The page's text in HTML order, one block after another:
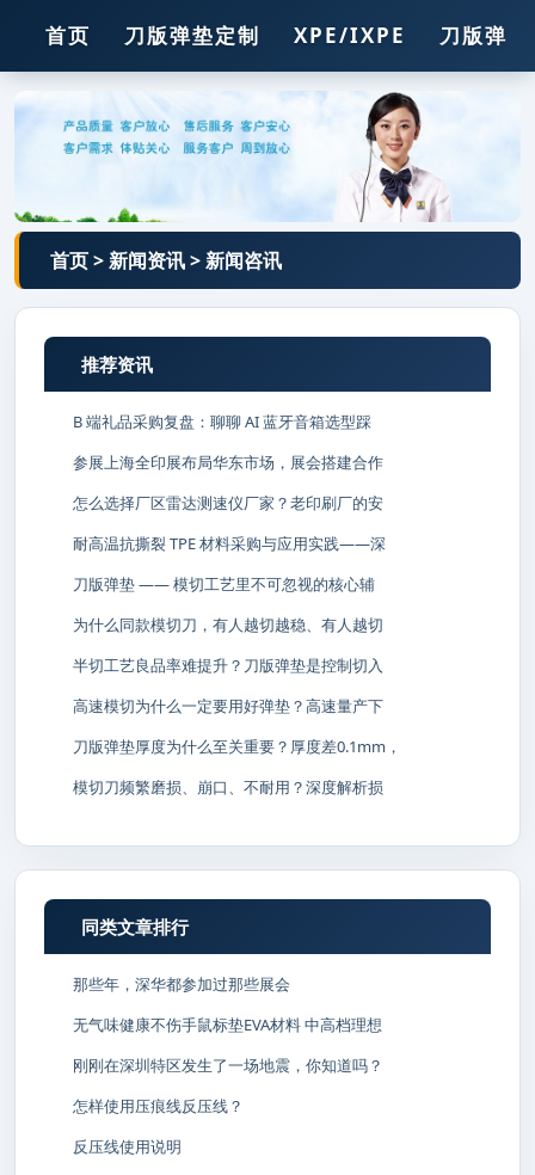
首页 刀版弹垫定制 XPE/IXPE 刀版弹垫
压痕线 钢孔
首页>新闻资讯>新闻咨讯
推荐资讯
B 端礼品采购复盘：聊聊 AI 蓝牙音箱选型踩
参展上海全印展布局华东市场，展会搭建合作
怎么选择厂区雷达测速仪厂家？老印刷厂的安
耐高温抗撕裂 TPE 材料采购与应用实践——深
刀版弹垫 —— 模切工艺里不可忽视的核心辅
为什么同款模切刀，有人越切越稳、有人越切
半切工艺良品率难提升？刀版弹垫是控制切入
高速模切为什么一定要用好弹垫？高速量产下
刀版弹垫厚度为什么至关重要？厚度差0.1mm，
模切刀频繁磨损、崩口、不耐用？深度解析损
同类文章排行
那些年，深华都参加过那些展会
无气味健康不伤手鼠标垫EVA材料 中高档理想
刚刚在深圳特区发生了一场地震，你知道吗？
怎样使用压痕线反压线？
反压线使用说明